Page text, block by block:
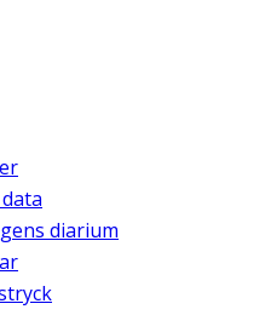
diarium